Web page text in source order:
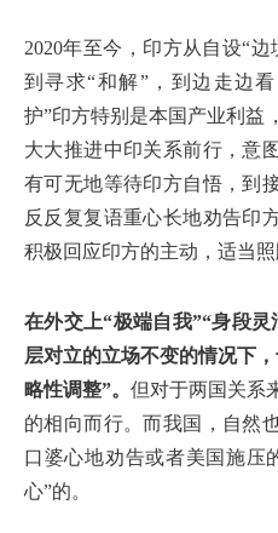
2020年至今，印方从自设“
到寻求“和解”，到边走边
护”印方特别是本国产业利益
大大推进中印关系前行，意
有可无地等待印方自悟，到
反反复复语重心长地劝告印
积极回应印方的主动，适当照
在外交上“极端自我”“身段
层对立的立场不变的情况下
略性调整”。 但对于两国关系
的相向而行。而我国，自然
口婆心地劝告或者美国施压
心”的。